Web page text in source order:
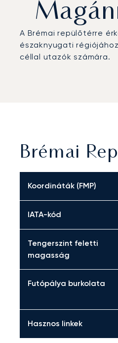
A Brémai repülőtérre
északnyugati
céllal utazók számára.
Brémai
Koordináták (FMP)
IATA-kód
Tengerszint feletti
magasság
Futópálya burkolata
Hasznos linkek